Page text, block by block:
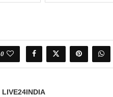
0
LIVE24INDIA